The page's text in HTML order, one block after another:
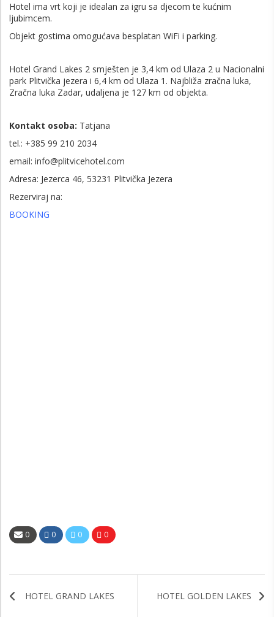
Hotel ima vrt koji je idealan za igru sa djecom te kućnim
ljubimcem.
Objekt gostima omogućava besplatan WiFi i parking.
Hotel Grand Lakes 2 smješten je 3,4 km od Ulaza 2 u Nacionalni
park Plitvička jezera i 6,4 km od Ulaza 1. Najbliža zračna luka,
Zračna luka Zadar, udaljena je 127 km od objekta.
Kontakt osoba: Tatjana
tel.: +385 99 210 2034
email: info@plitvicehotel.com
Adresa: Jezerca 46, 53231 Plitvička Jezera
Rezerviraj na:
BOOKING
0 0 0 0
HOTEL GRAND LAKES HOTEL GOLDEN LAKES